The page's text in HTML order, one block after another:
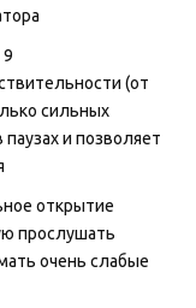
(от
сильных
и позволяет
открытие
прослушать
очень слабые